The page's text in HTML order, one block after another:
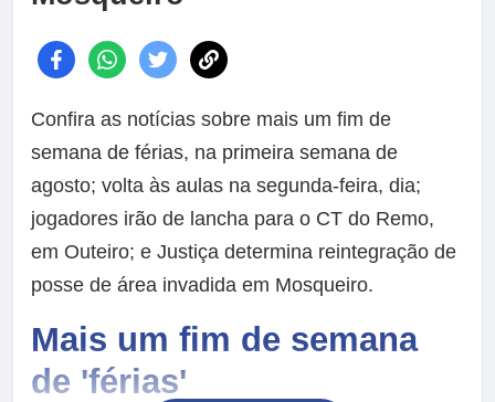
Confira as notícias sobre mais um fim de
semana de férias, na primeira semana de
agosto; volta às aulas na segunda-feira, dia;
jogadores irão de lancha para o CT do Remo,
em Outeiro; e Justiça determina reintegração de
posse de área invadida em Mosqueiro.
Mais um fim de semana
de 'férias'